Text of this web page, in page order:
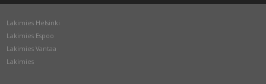
Lakimies Helsinki
Lakimies Espoo
Lakimies Vantaa
Lakimies